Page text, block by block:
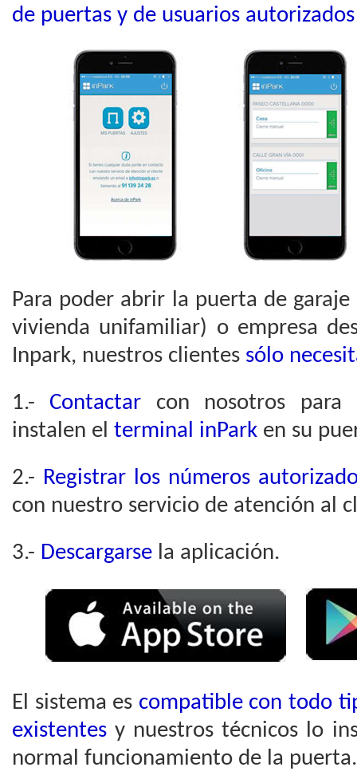
de puertas y de usuarios autorizados
Para poder abrir la puerta de
vivienda unifamiliar) o empresa
Inpark, nuestros clientes sólo
1.- Contactar con nosotros para
instalen el terminal inPark en su
2.- Registrar los números
con nuestro servicio de atención al
3.- Descargarse la aplicación.
El sistema es compatible con todo
existentes y nuestros técnicos lo
normal funcionamiento de la puerta.